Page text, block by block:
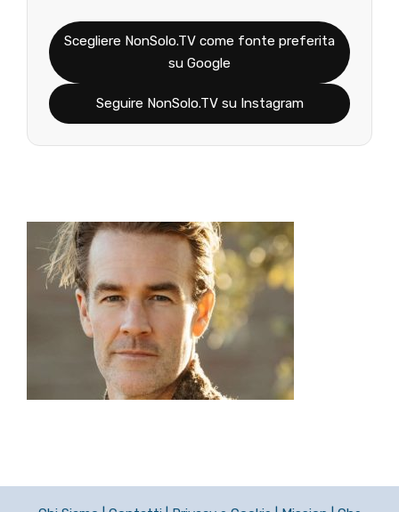
Scegliere NonSolo.TV come fonte preferita
su Google
Seguire NonSolo.TV su Instagram